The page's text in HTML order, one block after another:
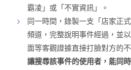
霸凌」或「不實資訊」。
同一時間，錄製一支「店家正
頻道，完整說明事件經過，並
面等客觀證據直接打臉對方的
讓搜尋該事件的使用者，能同